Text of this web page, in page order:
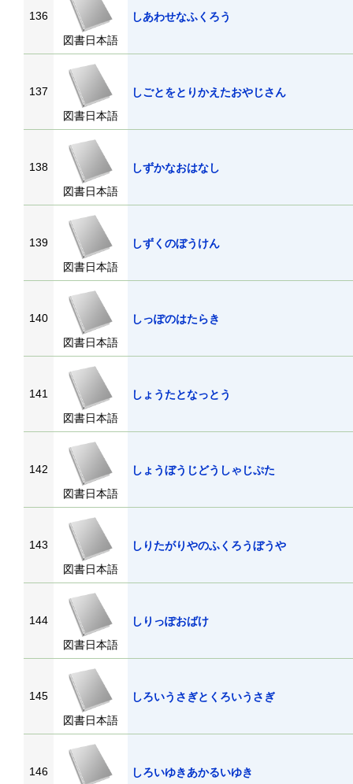
136
図書日本語
しあわせなふくろう
137
図書日本語
しごとをとりかえたおやじさん
138
図書日本語
しずかなおはなし
139
図書日本語
しずくのぼうけん
140
図書日本語
しっぽのはたらき
141
図書日本語
しょうたとなっとう
142
図書日本語
しょうぼうじどうしゃじぷた
143
図書日本語
しりたがりやのふくろうぼうや
144
図書日本語
しりっぽおばけ
145
図書日本語
しろいうさぎとくろいうさぎ
146 しろいゆきあかるいゆき